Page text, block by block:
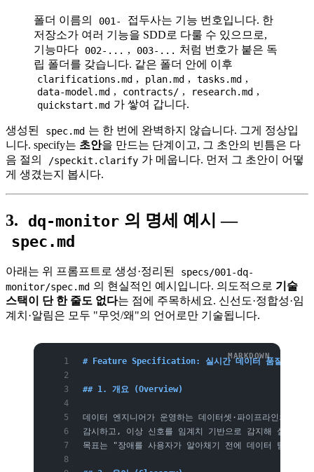
폴더 이름의 001-
접두사는 기능 번호입니다. 한
저장소가 여러 기능을 SDD로 다룰 수 있으므로,
기능마다
002-... , 003-... 처럼 번호가 붙은 독
립 폴더를 갖습니다. 같은 폴더 안에 이후
clarifications.md , plan.md , tasks.md ,
data-model.md , contracts/ , research.md ,
quickstart.md 가 쌓여 갑니다.
생성된 spec.md 는 한 번에 완벽하지 않습니다. 그게 정상입
니다. specify는 초안을 만드는 단계이고, 그 초안의 빈틈은 다
음 절의
/speckit.clarify 가 메웁니다. 먼저 그 초안이 어떻
게 생겼는지 봅시다.
3. dq-monitor 의 명세 예시 —
spec.md
아래는 위 프롬프트로 생성·정리된
specs/001-dq-
monitor/spec.md 의 현실적인 예시입니다. 의도적으로 기술
스택이 단 한 줄도 없다는 점에 주목하세요. 신선도·정합성·임
계치·알림은 모두 "무엇/왜"의 언어로만 기술됩니다.
# Feature Specification: 실시간 데이터 품질 모니
## 1. 개요 (Overview)
데이터 엔지니어가 운영하는 데이터셋·파이프라인의 건강
감시하고, 이상 신호를 임계치 기반으로 감지해 설정된
목표는 "장애를 사용자가 알아채기 전에 데이터 팀이 먼